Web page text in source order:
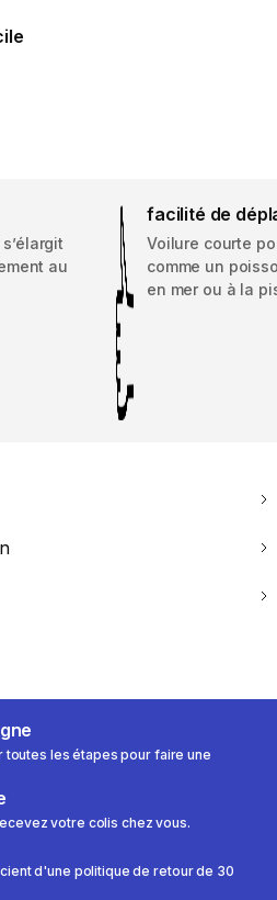
au
facilité de
Voilure courte
comme un
en mer ou à la
toutes les étapes pour faire une
votre colis chez vous.
d'une politique de retour de 30